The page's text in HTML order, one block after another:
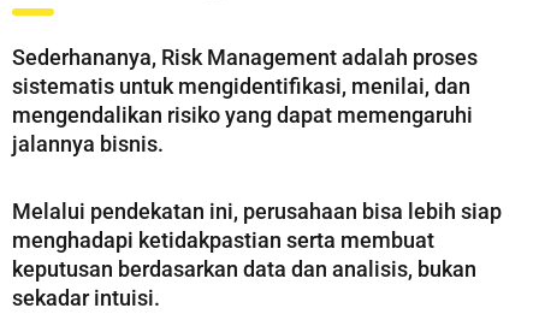
Sederhananya, Risk Management adalah proses
sistematis untuk mengidentifikasi, menilai, dan
mengendalikan risiko yang dapat memengaruhi
jalannya bisnis.
Melalui pendekatan ini, perusahaan bisa lebih siap
menghadapi ketidakpastian serta membuat
keputusan berdasarkan data dan analisis, bukan
sekadar intuisi.